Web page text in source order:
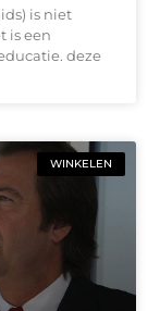
is niet
is een
deze
WINKELEN